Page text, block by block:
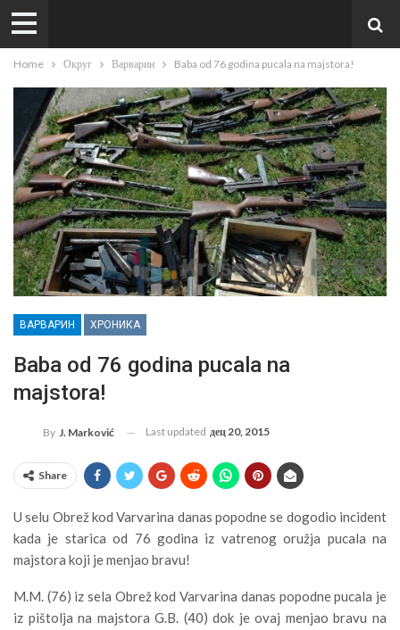
Home Округ Варварин Baba od 76 godina pucala na majstora!
ВАРВАРИН ХРОНИКА
Baba od 76 godina pucala na
majstora!
By J. Marković Last updated дец 20, 2015
Share
U selu Obrež kod Varvarina danas popodne se dogodio incident
kada je starica od 76 godina iz vatrenog oružja pucala na
majstora koji je menjao bravu!
M.M. (76) iz sela Obrež kod Varvarina danas popodne pucala je
iz pištolja na majstora G.B. (40) dok je ovaj menjao bravu na